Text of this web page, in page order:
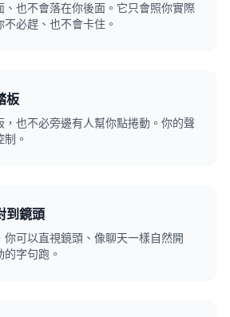
、也不會落在你後面。它只會照你實際
必趕、也不會卡住。
板
，也不必旁邊有人幫你點捲動。你的聲
。
到鏡頭
你可以直視鏡頭、像聊天一樣自然開
字句跑。